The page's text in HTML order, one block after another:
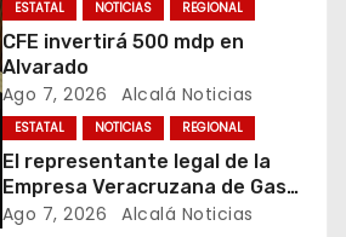
ESTATAL NOTICIAS REGIONAL
CFE invertirá 500 mdp en
Alvarado
Ago 7, 2026 Alcalá Noticias
ESTATAL NOTICIAS REGIONAL
El representante legal de la
Empresa Veracruzana de Gas
(Gas Mabarak), aclaró en
Ago 7, 2026 Alcalá Noticias